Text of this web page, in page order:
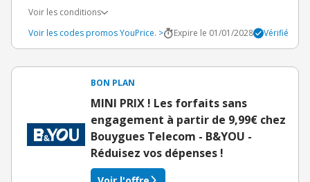
Voir les conditions
Voir les codes promos YouPrice. >
Expire le 01/01/2028 Vérifié
BON PLAN
MINI PRIX ! Les forfaits sans
engagement à partir de 9,99€ chez
Bouygues Telecom - B&YOU -
Réduisez vos dépenses !